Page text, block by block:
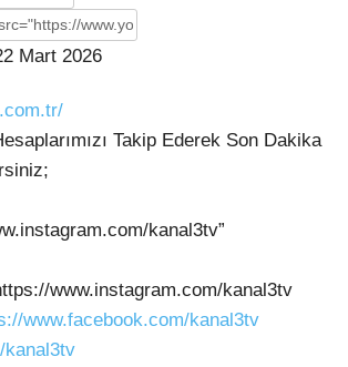
Mart 2026
Takip Ederek Son Dakika
kanal3tv”
www.instagram.com/kanal3tv
www.facebook.com/kanal3tv
kanal3tv